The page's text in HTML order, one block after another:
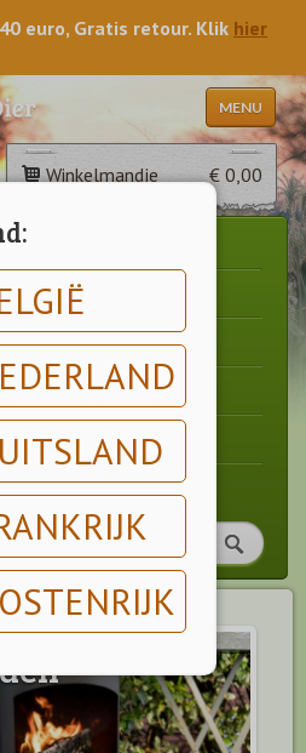
euro, Gratis retour. Klik hier
MENU
Winkelmandje € 0,00